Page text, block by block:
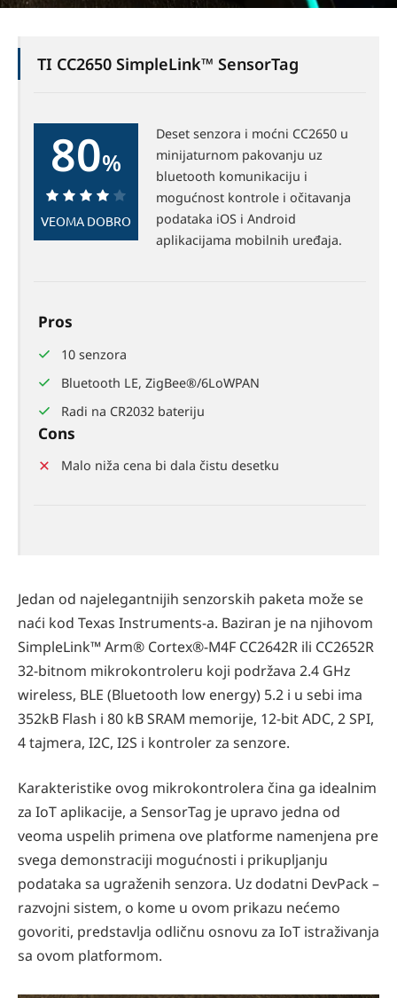
TI CC2650 SimpleLink™ SensorTag
80%
80%
VEOMA DOBRO
Deset senzora i moćni CC2650 u
minijaturnom pakovanju uz
bluetooth komunikaciju i
mogućnost kontrole i očitavanja
podataka iOS i Android
aplikacijama mobilnih uređaja.
Pros
10 senzora
Bluetooth LE, ZigBee®/6LoWPAN
Radi na CR2032 bateriju
Cons
Malo niža cena bi dala čistu desetku
Jedan od najelegantnijih senzorskih paketa može se
naći kod Texas Instruments-a. Baziran je na njihovom
SimpleLink™ Arm® Cortex®-M4F CC2642R ili CC2652R
32-bitnom mikrokontroleru koji podržava 2.4 GHz
wireless, BLE (Bluetooth low energy) 5.2 i u sebi ima
352kB Flash i 80 kB SRAM memorije, 12-bit ADC, 2 SPI,
4 tajmera, I2C, I2S i kontroler za senzore.
Karakteristike ovog mikrokontrolera čina ga idealnim
za IoT aplikacije, a SensorTag je upravo jedna od
veoma uspelih primena ove platforme namenjena pre
svega demonstraciji mogućnosti i prikupljanju
podataka sa ugraženih senzora. Uz dodatni DevPack –
razvojni sistem, o kome u ovom prikazu nećemo
govoriti, predstavlja odličnu osnovu za IoT istraživanja
sa ovom platformom.